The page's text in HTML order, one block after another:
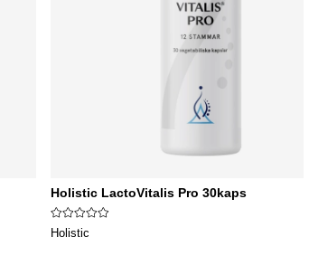
Holistic LactoVitalis Pro 30kaps
Holistic